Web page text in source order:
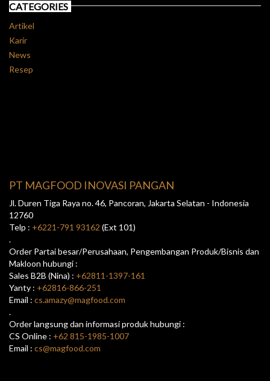
CATEGORIES
Artikel
Karir
News
Resep
PT MAGFOOD INOVASI PANGAN
Jl. Duren Tiga Raya no. 46, Pancoran, Jakarta Selatan - Indonesia
12760
Telp : +6221-791 93162 (Ext 101)
.
Order Partai besar/Perusahaan, Pengembangan Produk/Bisnis dan
Makloon hubungi :
Sales B2B (Nina) : +62811-1397-161
Yanty : +62816-866-251
Email : cs.amazy@magfood.com
.
Order langsung dan informasi produk hubungi :
CS Online : +62 815-1985-1007
Email : cs@magfood.com